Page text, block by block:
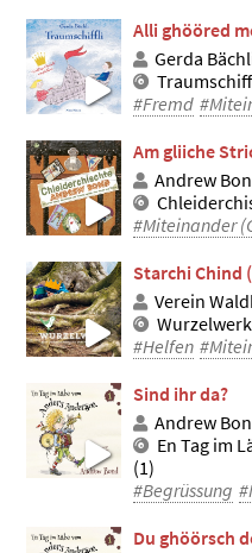
Alli ghööred
Gerda
#Fremd
Am gliiche
Andrew
#Miteinander
Starchi Chind
Verein
Wurzelwerk
#Helfen
Sind ihr da?
Andrew
En Tag im
(1)
#Begrüssung
Du ghöörsch